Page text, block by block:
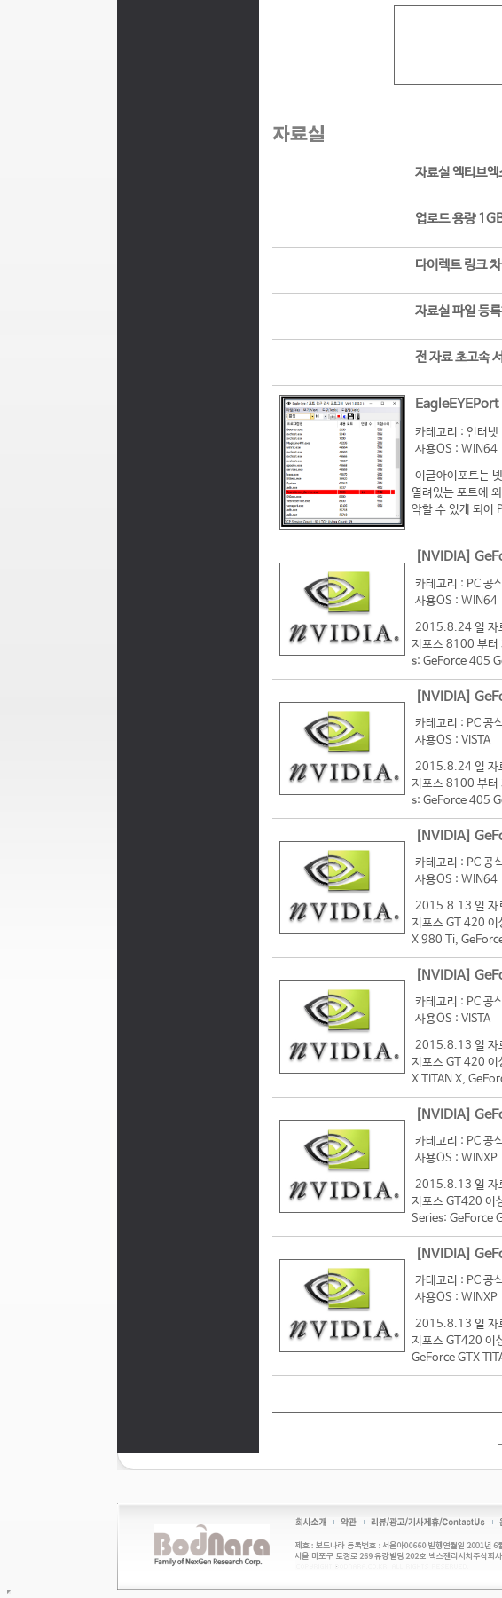
자료실 엑티브엑
업로드 용량
다이렉트 링크
자료실 파일 등
전 자료 초고속
EagleEYEPort
카테고리 : 인터넷
사용OS : WIN64
이글아이포트는
열려있는 포트에
악할 수 있게 되어
[NVIDIA]
카테고리 : PC 공
사용OS : WIN64
2015.8.24 일 자
지포스 8100 부
s: GeForce 405
[NVIDIA]
카테고리 : PC 공
사용OS : VISTA
2015.8.24 일 자
지포스 8100 부
s: GeForce 405
[NVIDIA]
카테고리 : PC 공
사용OS : WIN64
2015.8.13 일 자
지포스 GT 420
X 980 Ti,
[NVIDIA]
카테고리 : PC 공
사용OS : VISTA
2015.8.13 일 자
지포스 GT 420
X TITAN X,
[NVIDIA]
카테고리 : PC 공
사용OS : WINXP
2015.8.13 일 자
지포스 GT420 이
Series: GeForce
[NVIDIA]
카테고리 : PC 공
사용OS : WINXP
2015.8.13 일 자
지포스 GT420 이
GeForce GTX